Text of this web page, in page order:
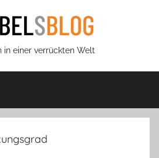
in einer verrückten Welt